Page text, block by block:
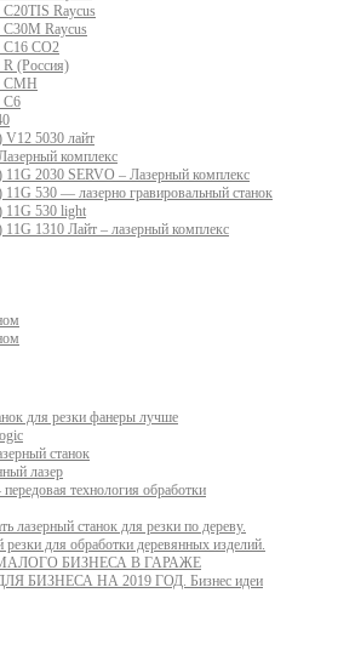
Raycus
Raycus
CO2
(Россия)
CMH
С6
5030 лайт
комплекс
2030 SERVO – Лазерный комплекс
530 — лазерно гравировальный станок
11G 530 light
1310 Лайт – лазерный комплекс
для резки фанеры лучше
станок
лазер
технология обработки
лазерный станок для резки по дереву.
для обработки деревянных изделий.
БИЗНЕСА В ГАРАЖЕ
БИЗНЕСА НА 2019 ГОД. Бизнес идеи